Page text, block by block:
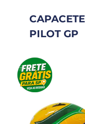
PILOT GP